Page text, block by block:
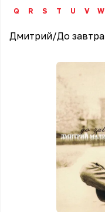
Q
R S T U V W
Дмитрий/До завтра